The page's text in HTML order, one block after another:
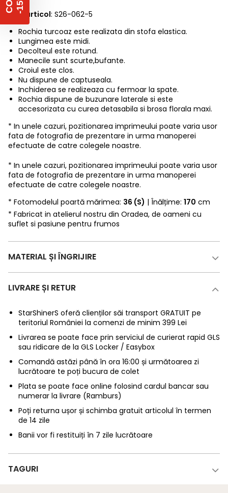
Cod articol: S26-062-5
Rochia turcoaz este realizata din stofa elastica.
Lungimea este midi.
Decolteul este rotund.
Manecile sunt scurte,bufante.
Croiul este clos.
Nu dispune de captuseala.
Inchiderea se realizeaza cu fermoar la spate.
Rochia dispune de buzunare laterale si este
accesorizata cu curea detasabila si brosa florala maxi.
* In unele cazuri, pozitionarea imprimeului poate varia usor
fata de fotografia de prezentare in urma manoperei
efectuate de catre colegele noastre.
* In unele cazuri, pozitionarea imprimeului poate varia usor
fata de fotografia de prezentare in urma manoperei
efectuate de catre colegele noastre.
* Fotomodelul poartă mărimea: 36 (S) | Înălțime: 170 cm
* Fabricat in atelierul nostru din Oradea, de oameni cu
suflet si pasiune pentru frumos
MATERIAL ȘI ÎNGRIJIRE
LIVRARE ȘI RETUR
StarShinerS oferă clienților săi transport GRATUIT pe
teritoriul României la comenzi de minim 399 Lei
Livrarea se poate face prin serviciul de curierat rapid GLS
sau ridicare de la GLS Locker / Easybox
Comandă astăzi până în ora 16:00 și următoarea zi
lucrătoare te poți bucura de colet
Plata se poate face online folosind cardul bancar sau
numerar la livrare (Ramburs)
Poți returna ușor și schimba gratuit articolul în termen
de 14 zile
Banii vor fi restituiți în 7 zile lucrătoare
TAGURI